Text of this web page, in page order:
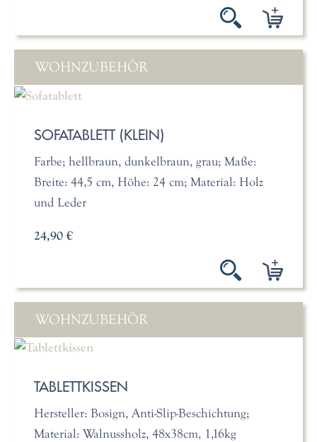
WOHNZUBEHÖR
SOFATABLETT (KLEIN)
Farbe; hellbraun, dunkelbraun, grau; Maße:
Breite: 44,5 cm, Höhe: 24 cm; Material: Holz
und Leder
24,90 €
WOHNZUBEHÖR
TABLETTKISSEN
Hersteller: Bosign, Anti-Slip-Beschichtung;
Material: Walnussholz, 48x38cm, 1,16kg